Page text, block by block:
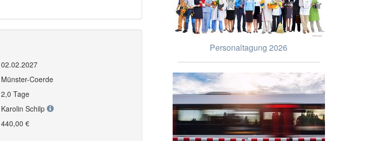
02.02.2027
Münster-Coerde
2,0 Tage
Karolin Schilp
440,00 €
Personaltagung 2026